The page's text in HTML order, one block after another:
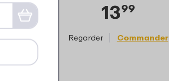
1399
Regarder Commander